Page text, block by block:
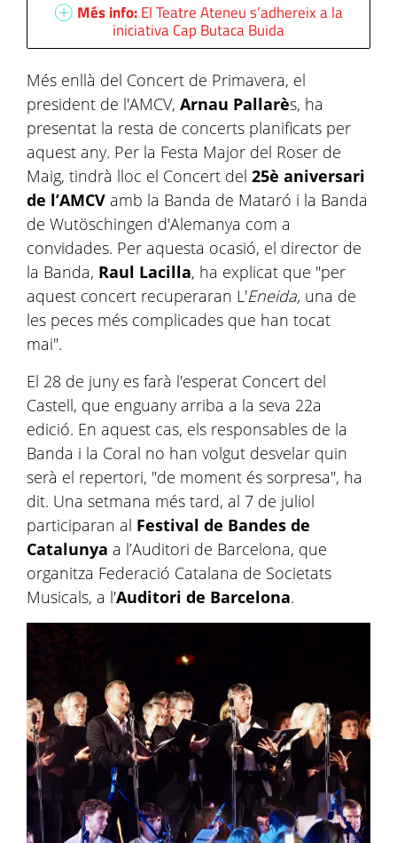
Més info:El Teatre Ateneu s’adhereix a la
iniciativa Cap Butaca Buida
Més enllà del Concert de Primavera, el
president de l'AMCV, Arnau Pallarès, ha
presentat la resta de concerts planificats per
aquest any. Per la Festa Major del Roser de
Maig, tindrà lloc el Concert del 25è aniversari
de l’AMCV amb la Banda de Mataró i la Banda
de Wutöschingen d'Alemanya com a
convidades. Per aquesta ocasió, el director de
la Banda, Raul Lacilla, ha explicat que "per
aquest concert recuperaran L'Eneida, una de
les peces més complicades que han tocat
mai".
El 28 de juny es farà l'esperat Concert del
Castell, que enguany arriba a la seva 22a
edició. En aquest cas, els responsables de la
Banda i la Coral no han volgut desvelar quin
serà el repertori, "de moment és sorpresa", ha
dit. Una setmana més tard, al 7 de juliol
participaran al Festival de Bandes de
Catalunya a l’Auditori de Barcelona, que
organitza Federació Catalana de Societats
Musicals, a l'Auditori de Barcelona.